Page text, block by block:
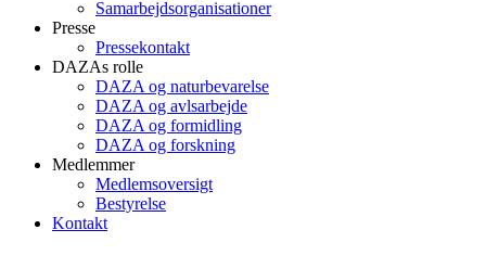
Samarbejdsorganisationer
Presse
Pressekontakt
DAZAs rolle
DAZA og natur­bevarelse
DAZA og avls­arbejde
DAZA og formidling
DAZA og forskning
Medlemmer
Medlemsoversigt
Bestyrelse
Kontakt